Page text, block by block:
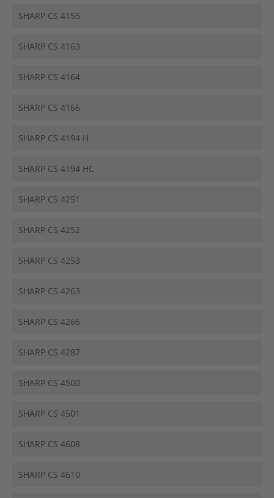
SHARP CS 4155
SHARP CS 4163
SHARP CS 4164
SHARP CS 4166
SHARP CS 4194 H
SHARP CS 4194 HC
SHARP CS 4251
SHARP CS 4252
SHARP CS 4253
SHARP CS 4263
SHARP CS 4266
SHARP CS 4287
SHARP CS 4500
SHARP CS 4501
SHARP CS 4608
SHARP CS 4610